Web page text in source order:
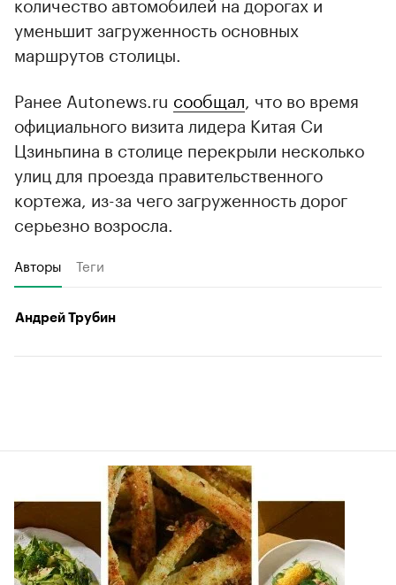
уменьшит загруженность основных
маршрутов столицы.
Ранее Autonews.ru сообщал , что во время
официального визита лидера Китая Си
Цзиньпина в столице перекрыли несколько
улиц для проезда правительственного
кортежа, из-за чего загруженность дорог
серьезно возросла.
Авторы Теги
Андрей Трубин